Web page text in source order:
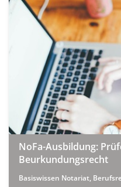
NoFa-Ausbildung:
Beurkundungsrecht
Basiswissen Notariat,